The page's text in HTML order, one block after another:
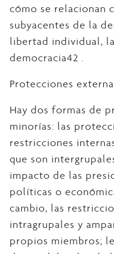
cómo se relacionan
subyacentes de la
libertad individual,
democracia42 .
Protecciones
Hay dos formas de
minorías: las
restricciones
que son
impacto de las
políticas o
cambio, las
intragrupales y
propios miembros;